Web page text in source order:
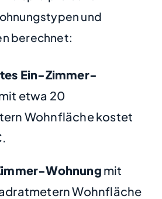
und
berechnet:
Ein-Zimmer-
etwa 20
Wohnfläche kostet
Wohnung mit
Wohnfläche